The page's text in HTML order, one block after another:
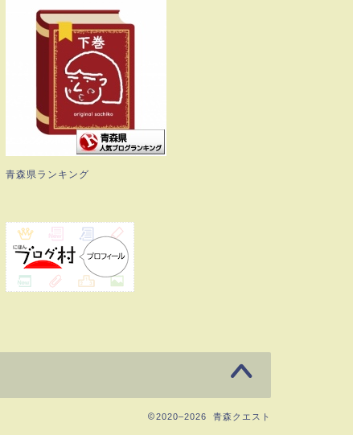
青森県ランキング
2020–2026 青森クエスト